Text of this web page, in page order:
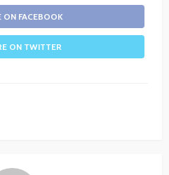
ON FACEBOOK
ON TWITTER